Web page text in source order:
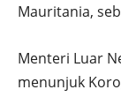
Mauritania,
Menteri Luar
menunjuk